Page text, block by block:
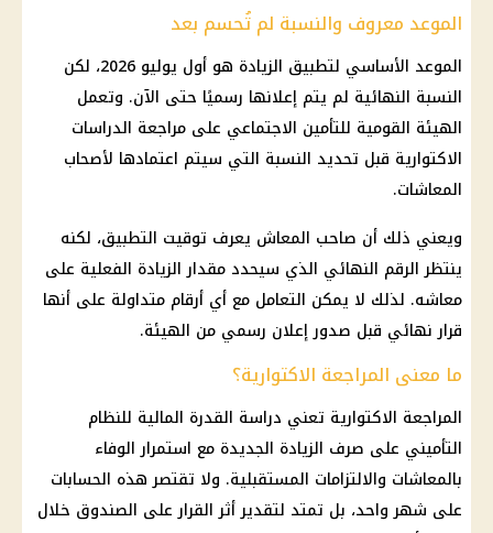
الموعد معروف والنسبة لم تُحسم بعد
الموعد الأساسي لتطبيق الزيادة هو أول يوليو 2026، لكن
النسبة النهائية لم يتم إعلانها رسميًا حتى الآن. وتعمل
الهيئة القومية للتأمين الاجتماعي على مراجعة الدراسات
الاكتوارية قبل تحديد النسبة التي سيتم اعتمادها لأصحاب
المعاشات.
ويعني ذلك أن صاحب المعاش يعرف توقيت التطبيق، لكنه
ينتظر الرقم النهائي الذي سيحدد مقدار الزيادة الفعلية على
معاشه. لذلك لا يمكن التعامل مع أي أرقام متداولة على أنها
قرار نهائي قبل صدور إعلان رسمي من الهيئة.
ما معنى المراجعة الاكتوارية؟
المراجعة الاكتوارية تعني دراسة القدرة المالية للنظام
التأميني على صرف الزيادة الجديدة مع استمرار الوفاء
بالمعاشات والالتزامات المستقبلية. ولا تقتصر هذه الحسابات
على شهر واحد، بل تمتد لتقدير أثر القرار على الصندوق خلال